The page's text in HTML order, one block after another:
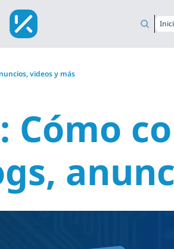
videos y más
Cómo